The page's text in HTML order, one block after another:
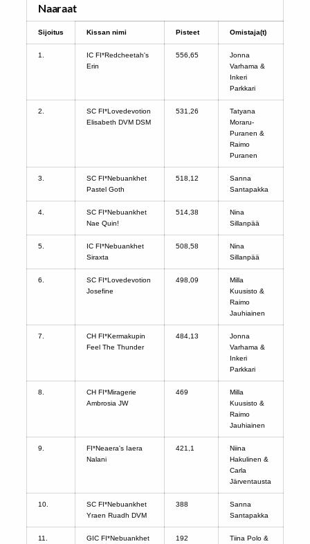
Naaraat
Sijoitus Kissan nimi Pisteet Omistaja(t)
1.
IC FI*Redcheetah's
Erin
556,65
Jonna
Varhama &
Inkeri
Parkkari
2.
SC FI*Lovedevotion
Elisabeth DVM DSM
531,26
Tatyana
Moraru-
Puranen &
Raimo
Puranen
3.
SC FI*Nebuankhet
Pastel Goth
518,12
Sanna
Santapakka
4.
SC FI*Nebuankhet
Nae Quin!
514,38
Nina
Sillanpää
5.
IC FI*Nebuankhet
Siraxta
508,58
Nina
Sillanpää
6.
SC FI*Lovedevotion
Josefine
498,09
Milla
Kuusisto &
Raimo
Jauhiainen
7.
CH FI*Kermakupin
Feel The Thunder
484,13
Jonna
Varhama &
Inkeri
Parkkari
8.
CH FI*Miragerie
Ambrosia JW
469
Milla
Kuusisto &
Raimo
Jauhiainen
9.
FI*Neaera's Iaera
Nalani
421,1
Niina
Hakulinen &
Carla
Järventausta
10.
SC FI*Nebuankhet
Yraen Ruadh DVM
388
Sanna
Santapakka
11.
GIC FI*Nebuankhet
192
Tiina Polo &